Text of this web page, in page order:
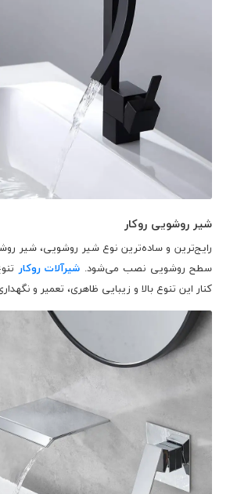
شیر روشویی روکار
رایج‌ترین و ساده‌ترین نوع شیر روشویی، شیر
سطح روشویی نصب می‌شود. شیرآلات روکار
کنار این تنوع بالا و زیبایی ظاهری، تعمیر و